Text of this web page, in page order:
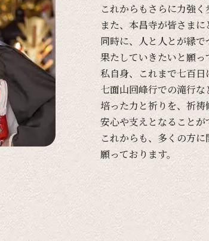
これからも さらに力強く
また、 本昌寺が皆さまに
同時に、 人と 人とが縁で
果たしていきたいと願っ
私自身、
これまで七百日
七面山回峰行での滝行な
培った力と祈りを、 祈祷
安心や支えとなる こと
これからも、 多くの方に
願っております。